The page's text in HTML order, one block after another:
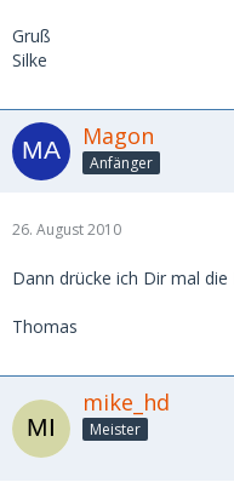
Gruß
Silke
Magon
Anfänger
26. August 2010
Dann drücke ich Dir mal
Thomas
mike_hd
Meister